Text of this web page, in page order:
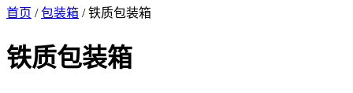
首页 /包装箱 / 铁质包装箱
铁质包装箱